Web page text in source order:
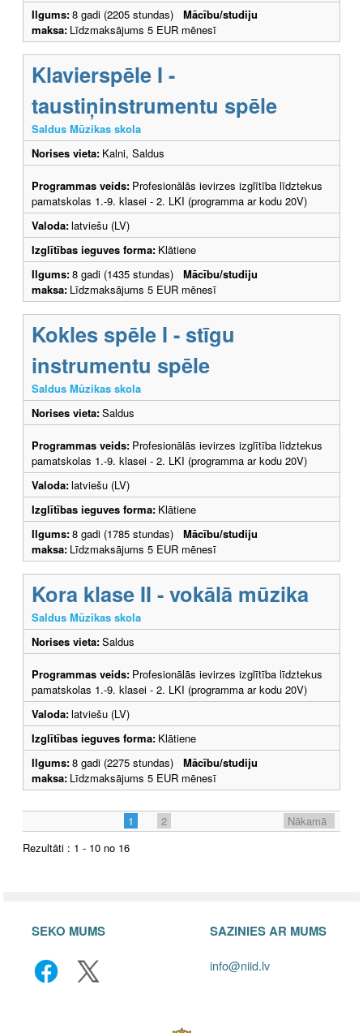
Ilgums:8 gadi (2205 stundas) Mācību/studiju
maksa: Līdzmaksājums 5 EUR mēnesī
Klavierspēle I -
taustiņinstrumentu spēle
Saldus Mūzikas skola
Norises vieta: Kalni, Saldus
Programmas veids: Profesionālās ievirzes izglītība līdztekus
pamatskolas 1.-9. klasei - 2. LKI (programma ar kodu 20V)
Valoda:latviešu (LV)
Izglītības ieguves forma: Klātiene
Ilgums:8 gadi (1435 stundas) Mācību/studiju
maksa: Līdzmaksājums 5 EUR mēnesī
Kokles spēle I - stīgu
instrumentu spēle
Saldus Mūzikas skola
Norises vieta:Saldus
Programmas veids: Profesionālās ievirzes izglītība līdztekus
pamatskolas 1.-9. klasei - 2. LKI (programma ar kodu 20V)
Valoda:latviešu (LV)
Izglītības ieguves forma: Klātiene
Ilgums:8 gadi (1785 stundas) Mācību/studiju
maksa: Līdzmaksājums 5 EUR mēnesī
Kora klase II - vokālā mūzika
Saldus Mūzikas skola
Norises vieta:Saldus
Programmas veids: Profesionālās ievirzes izglītība līdztekus
pamatskolas 1.-9. klasei - 2. LKI (programma ar kodu 20V)
Valoda:latviešu (LV)
Izglītības ieguves forma: Klātiene
Ilgums:8 gadi (2275 stundas) Mācību/studiju
maksa: Līdzmaksājums 5 EUR mēnesī
1 2
Nākamā
Rezultāti : 1 - 10 no 16
SEKO MUMS SAZINIES AR MUMS
info@niid.lv